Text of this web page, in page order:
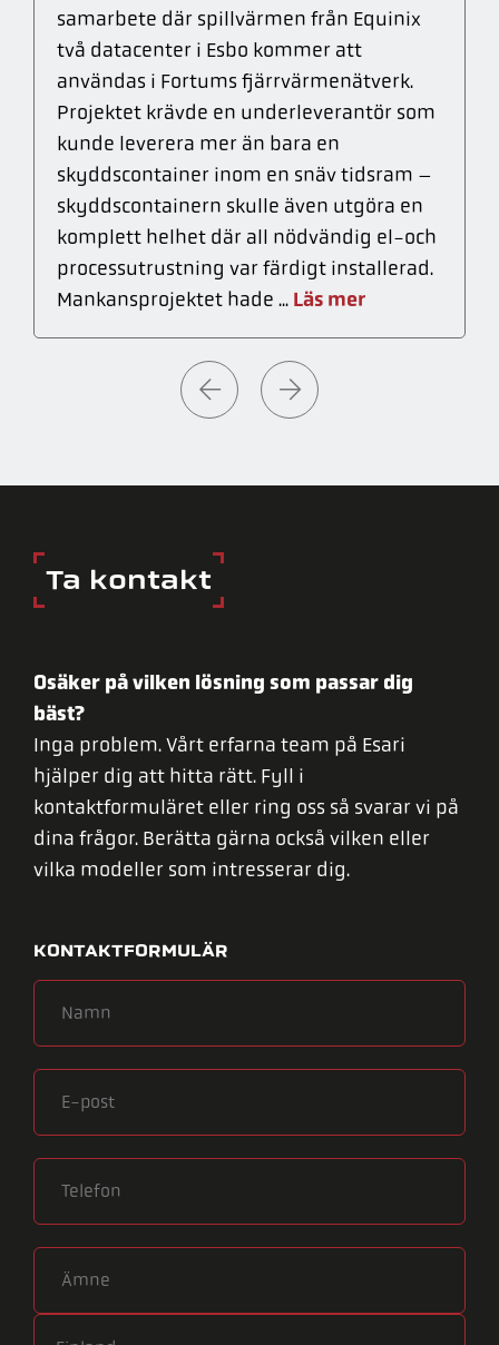
samarbete där spillvärmen från Equinix
två datacenter i Esbo kommer att
användas i Fortums fjärrvärmenätverk.
Projektet krävde en underleverantör som
kunde leverera mer än bara en
skyddscontainer inom en snäv tidsram –
skyddscontainern skulle även utgöra en
komplett helhet där all nödvändig el-och
processutrustning var färdigt installerad.
Mankansprojektet hade ... Läs mer
Ta kontakt
Osäker på vilken lösning som passar dig
bäst?
Inga problem. Vårt erfarna team på Esari
hjälper dig att hitta rätt. Fyll i
kontaktformuläret eller ring oss så svarar vi på
dina frågor. Berätta gärna också vilken eller
vilka modeller som intresserar dig.
KONTAKTFORMULÄR